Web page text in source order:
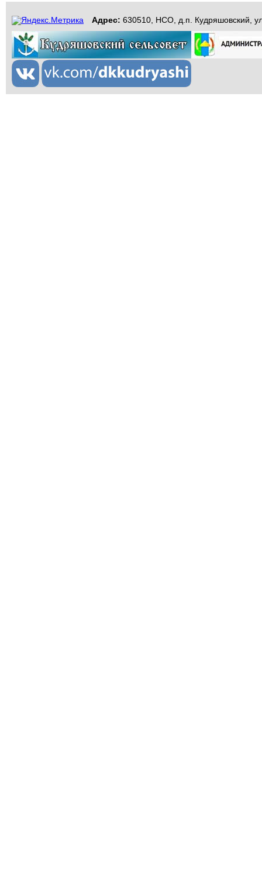
Адрес: 630510, НСО, д.п. Кудряшовский,